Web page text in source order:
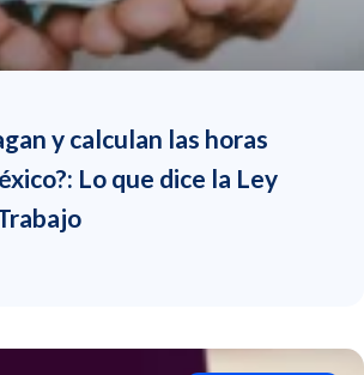
y calculan las horas
Lo que dice la Ley